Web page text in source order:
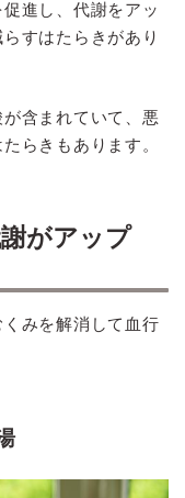
進し、代謝をアッ
すはたらきがあり
含まれていて、悪
らきもあります。
がアップ
みを解消して血行